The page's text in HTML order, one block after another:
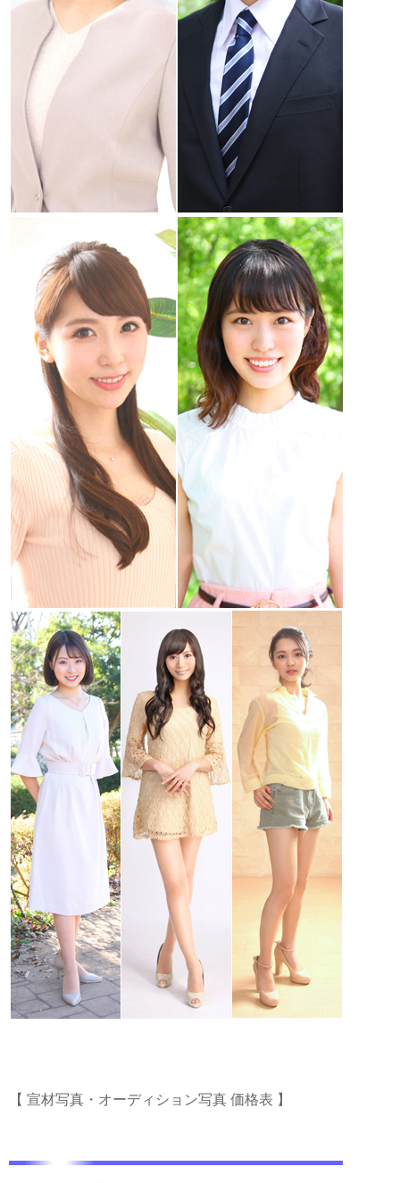
【 宣材写真・オーディション写真 価格表 】